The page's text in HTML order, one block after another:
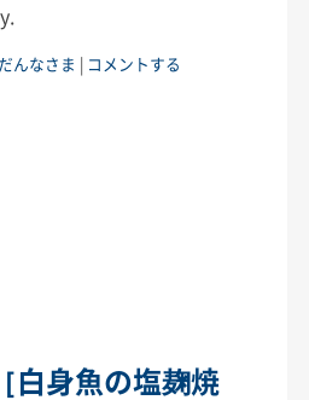
だんなさま | コメントする
白身魚の塩麹焼